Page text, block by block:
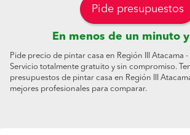
Pide presupuestos
En menos de un minuto
Pide precio de pintar casa en Región III Atacama
Servicio totalmente gratuito y sin compromiso.
presupuestos de pintar casa en Región III
mejores profesionales para comparar.